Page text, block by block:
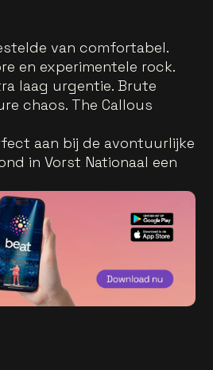
van comfortabel.
en experimentele rock.
laag urgentie. Brute
chaos. The Callous
aan bij de avontuurlijke
in Vorst Nationaal een